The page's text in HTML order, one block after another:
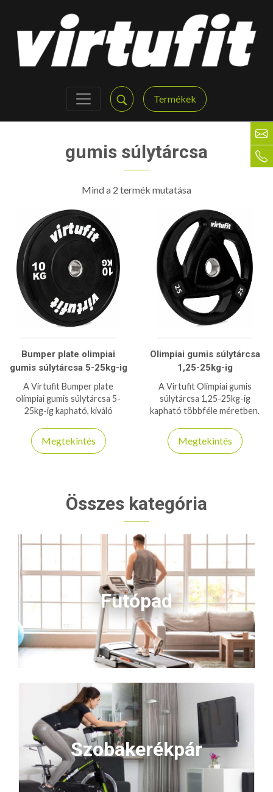
Termékek
gumis súlytárcsa
Mind a 2 termék mutatása
Bumper plate olimpiai
gumis súlytárcsa 5-25kg-ig
A Virtufit Bumper plate
olimpiai gumis súlytárcsa 5-
25kg-ig kapható, kiváló
Megtekintés
Olimpiai gumis súlytárcsa
1,25-25kg-ig
A Virtufit Olimpiai gumis
súlytárcsa 1,25-25kg-ig
kapható többféle méretben.
Megtekintés
Összes kategória
Futópad
Szobakerékpár